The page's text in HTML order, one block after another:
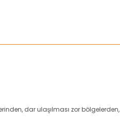
dar ulaşılması zor bölgelerden,